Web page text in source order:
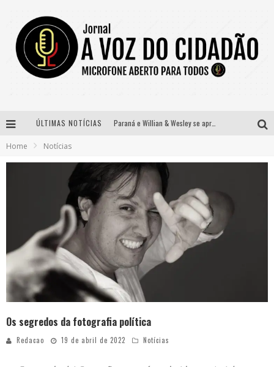
ÚLTIMAS NOTÍCIAS Paraná e Willian & Wesley se apresentam no Carretão Trevo Contagem nesta sexta-feira
Definidas as 12 finalistas do concurso Rainha do Pedro Leopoldo Rodeio Show 2026
Home Notícias
Os segredos da fotografia política
Redacao 19 de abril de 2022 Notícias